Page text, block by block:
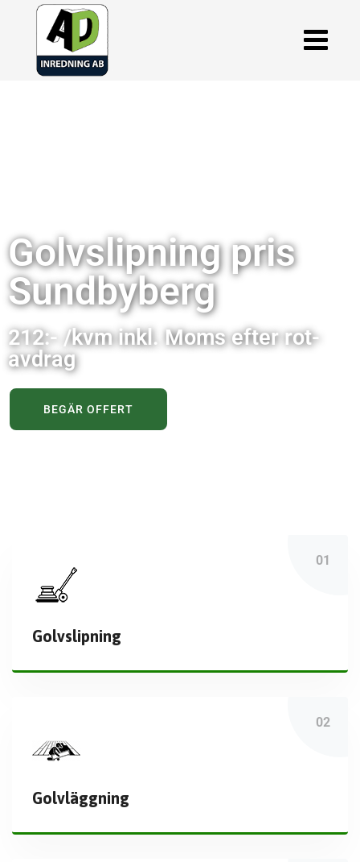
Golvslipning pris
Sundbyberg
212:- /kvm inkl. Moms efter rot-
avdrag
BEGÄR OFFERT
Golvslipning
Golvläggning